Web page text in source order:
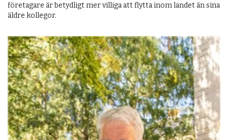
företagare är betydligt mer villiga att flytta inom landet än sina
äldre kollegor.